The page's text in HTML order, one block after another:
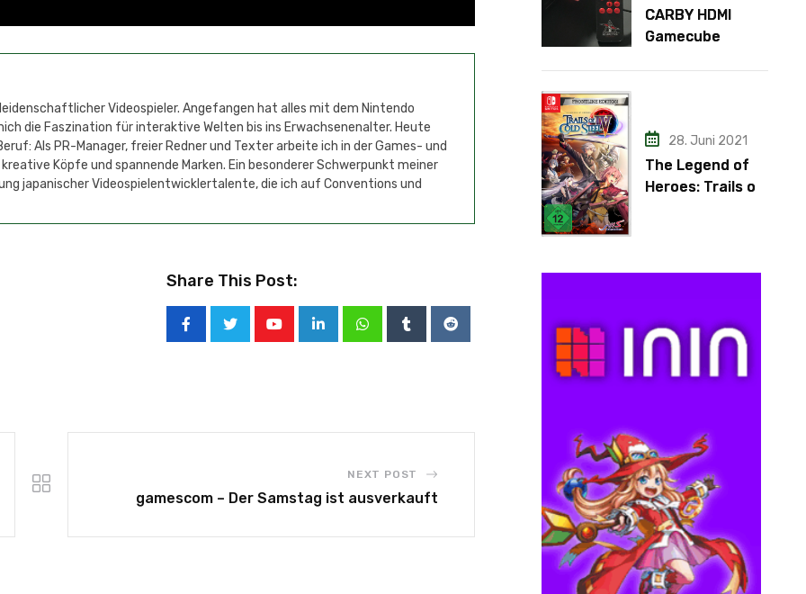
Videospieler. Angefangen hat alles mit dem Nintendo
die Faszination für interaktive Welten bis ins Erwachsenenalter. Heute
Als PR-Manager, freier Redner und Texter arbeite ich in der Games- und
Köpfe und spannende Marken. Ein besonderer Schwerpunkt meiner
japanischer Videospielentwicklertalente, die ich auf Conventions und
Share This Post:
NEXT POST
gamescom – Der Samstag ist ausverkauft
CARBY HDMI
Gamecube
28. Juni 2021
The Legend of
Heroes: Trails of